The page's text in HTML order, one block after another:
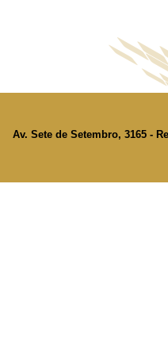
Av. Sete de Setembro, 3165 -